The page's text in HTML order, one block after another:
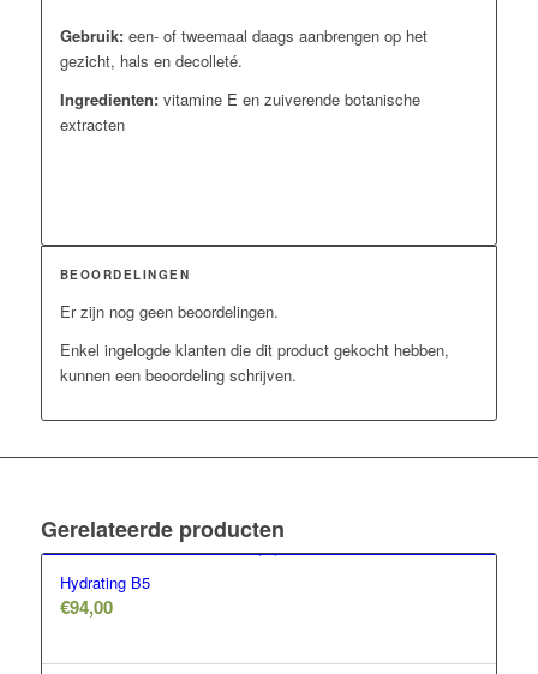
Gebruik: een- of tweemaal daags aanbrengen op het
gezicht, hals en decolleté.
Ingredienten: vitamine E en zuiverende botanische
extracten
BEOORDELINGEN
Er zijn nog geen beoordelingen.
Enkel ingelogde klanten die dit product gekocht hebben,
kunnen een beoordeling schrijven.
Gerelateerde producten
Hydrating B5
€94,00